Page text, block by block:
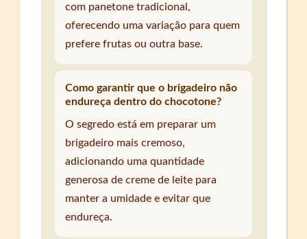
com panetone tradicional,
oferecendo uma variação para quem
prefere frutas ou outra base.
Como garantir que o brigadeiro não
endureça dentro do chocotone?
O segredo está em preparar um
brigadeiro mais cremoso,
adicionando uma quantidade
generosa de creme de leite para
manter a umidade e evitar que
endureça.